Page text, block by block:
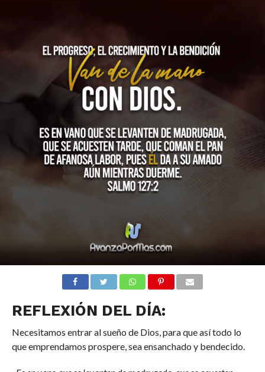
REFLEXIÓN DEL DÍA:
Necesitamos entrar al sueño de Dios, para que así todo lo
que emprendamos prospere, sea ensanchado y bendecido.